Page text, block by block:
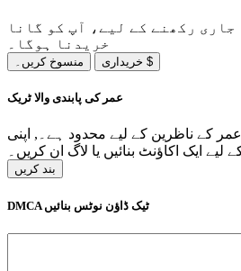
جاری رکھنے کے لیے، آپ کو گانا
خریدنا ہوگا۔
منسوخ کریں۔ خریداری $
عمر کی پابندی والا ٹریک
سے کم عمر کے ناظرین کے لیے محدود ہے۔, اپنی
ایک اکاؤنٹ بنائیں یا لاگ ان کریں۔
بند کریں
DMCA ٹیک ڈاؤن نوٹس بنائیں